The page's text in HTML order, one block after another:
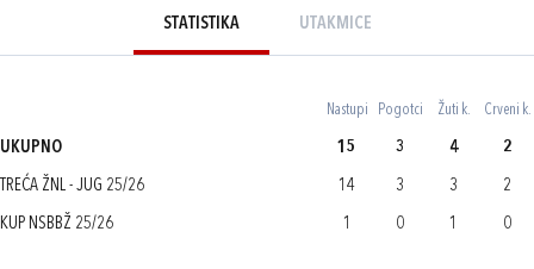
STATISTIKA UTAKMICE
Nastupi Pogotci Žuti k. Crveni k.
UKUPNO 15 3 4 2
TREĆA ŽNL - JUG 25/26 14 3 3 2
KUP NSBBŽ 25/26 1 0 1 0